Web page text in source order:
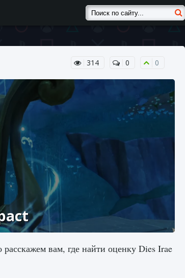
314 0 0
вам, где найти оценку Dies Irae